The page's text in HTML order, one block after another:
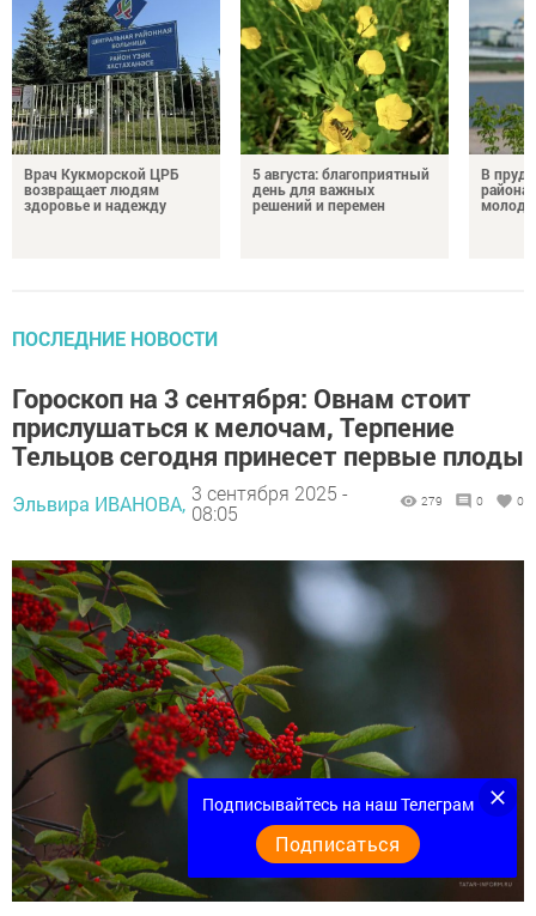
Врач Кукморской ЦРБ
возвращает людям
здоровье и надежду
5 августа: благоприятный
день для важных
решений и перемен
В
района
ПОСЛЕДНИЕ НОВОСТИ
Гороскоп на 3 сентября: Овнам стоит
прислушаться к мелочам, Терпение
Тельцов сегодня принесет первые плоды
Эльвира ИВАНОВА, 3 сентября 2025 -
08:05
279 0 0
Подписывайтесь на наш Телеграм
Подписаться